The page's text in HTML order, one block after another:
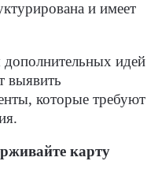
и имеет
дополнительных идей
выявить
которые требуют
карту